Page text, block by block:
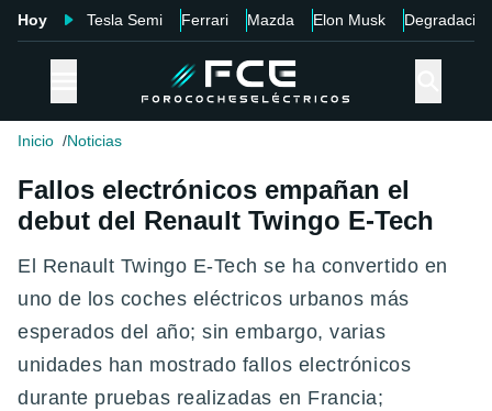
Hoy Tesla Semi Ferrari Mazda Elon Musk Degradación
Inicio Noticias
Fallos electrónicos empañan el
debut del Renault Twingo E-Tech
El Renault Twingo E-Tech se ha convertido en
uno de los coches eléctricos urbanos más
esperados del año; sin embargo, varias
unidades han mostrado fallos electrónicos
durante pruebas realizadas en Francia;